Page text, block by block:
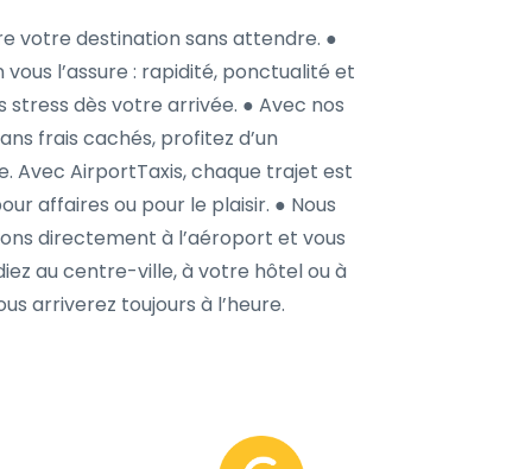
votre destination sans attendre. ●
l’assure : rapidité, ponctualité et
dès votre arrivée. ● Avec nos
frais cachés, profitez d’un
Avec AirportTaxis, chaque trajet est
affaires ou pour le plaisir. ● Nous
directement à l’aéroport et vous
au centre-ville, à votre hôtel ou à
arriverez toujours à l’heure.